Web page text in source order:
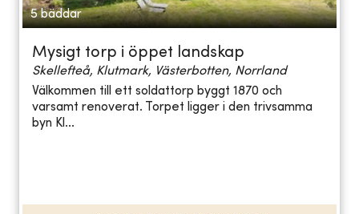
5 bäddar
Mysigt torp i öppet landskap
Skellefteå, Klutmark, Västerbotten, Norrland
Välkommen till ett soldattorp byggt 1870 och
varsamt renoverat. Torpet ligger i den trivsamma
byn Kl...